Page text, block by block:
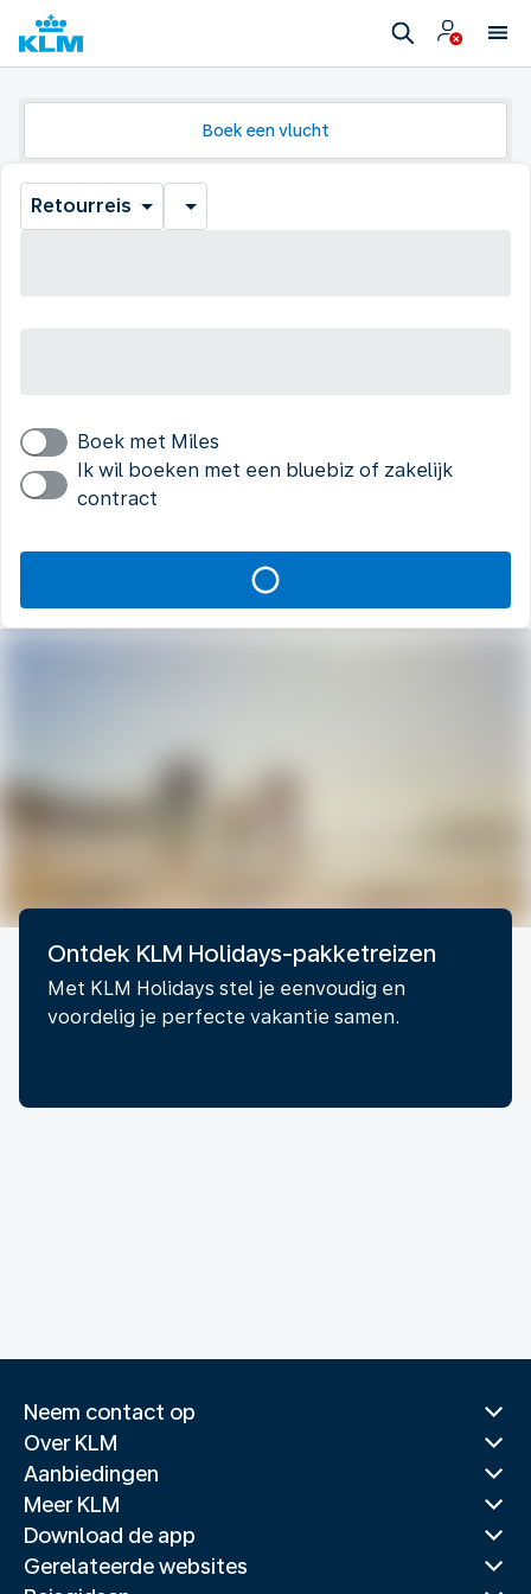
Boek een vlucht
Retourreis
Boek met Miles
Ik wil boeken met een bluebiz of zakelijk
contract
Ontdek KLM Holidays-pakketreizen
Met KLM Holidays stel je eenvoudig en
voordelig je perfecte vakantie samen.
Neem contact op
Over KLM
Aanbiedingen
Meer KLM
Download de app
Gerelateerde websites